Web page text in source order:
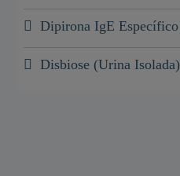
Dipirona IgE Específico
Disbiose (Urina Isolada)